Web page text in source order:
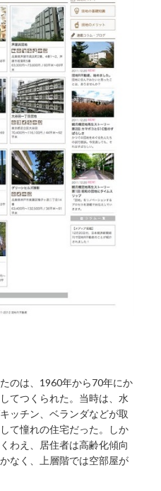
のは、1960年から70年にか
てつくられた。当時は、水
ッチン、ベランダなどが取
て憧れの住宅だった。しか
わえ、居住者は高齢化傾向
なく、上層階では空部屋が